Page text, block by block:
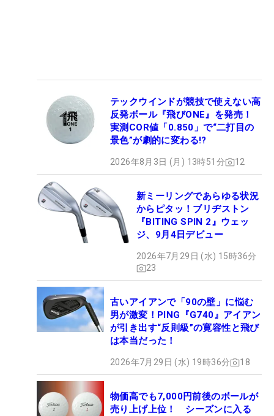
テックウインドが競技で使えない高
反発ボール『飛びONE』を発売！
実測COR値「0.850」で“二打目の
景色”が劇的に変わる!?
2026年8月3日 (月) 13時51分 12
新ミーリングであらゆる状況
からピタッ！ブリヂストン
『BITING SPIN 2』ウェッ
ジ、9月4日デビュー
2026年7月29日 (水) 15時36分
23
古いアイアンで「90の壁」に悩む
男が激変！PING『G740』アイアン
が引き出す“反則級”の寛容性と飛び
は本当だった！
2026年7月29日 (水) 19時36分 18
物価高でも7,000円前後のボールが
売り上げ上位！ シーズンに入る